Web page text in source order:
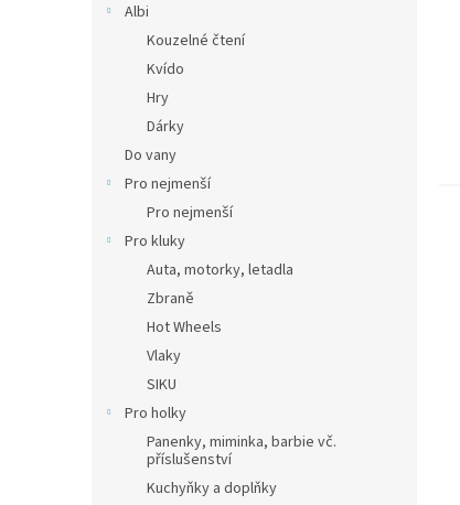
Albi
Kouzelné čtení
Kvído
Hry
Dárky
Do vany
Pro nejmenší
Pro nejmenší
Pro kluky
Auta, motorky, letadla
Zbraně
Hot Wheels
Vlaky
SIKU
Pro holky
Panenky, miminka, barbie vč.
příslušenství
Kuchyňky a doplňky